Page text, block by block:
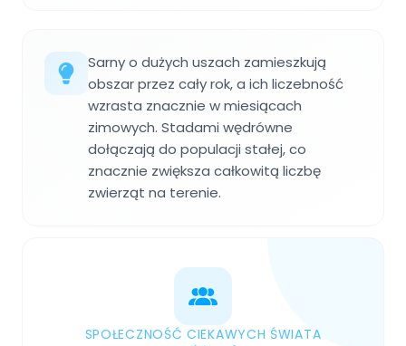
Sarny o dużych uszach zamieszkują
obszar przez cały rok, a ich liczebność
wzrasta znacznie w miesiącach
zimowych. Stadami wędrówne
dołączają do populacji stałej, co
znacznie zwiększa całkowitą liczbę
zwierząt na terenie.
SPOŁECZNOŚĆ CIEKAWYCH ŚWIATA